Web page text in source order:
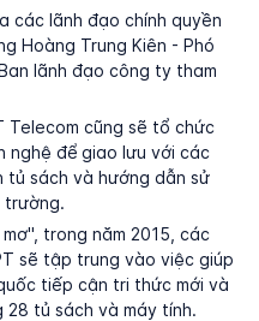
các lãnh đạo chính quyền
Hoàng Trung Kiên - Phó
lãnh đạo công ty tham
Telecom cũng sẽ tổ chức
nghệ để giao lưu với các
tủ sách và hướng dẫn sử
trường.
trong năm 2015, các
sẽ tập trung vào việc giúp
tiếp cận tri thức mới và
tủ sách và máy tính.